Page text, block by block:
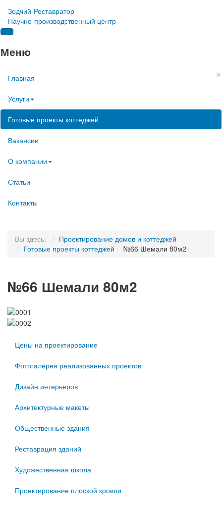
Зодчий-Реставратор
Научно-производственный центр
Меню
×
Главная
Услуги
Готовые проекты коттеджей
Вакансии
О компании
Статьи
Контакты
Вы здесь:
Проектирование домов и коттеджей
Готовые проекты коттеджей
№66 Шемали 80м2
№66 Шемали 80м2
Цены на проектирование
Фотогалерея реализованных проектов
Дизайн интерьеров
Архитектурные макеты
Общественные здания
Реставрация зданий
Художественная школа
Проектирование плоской кровли